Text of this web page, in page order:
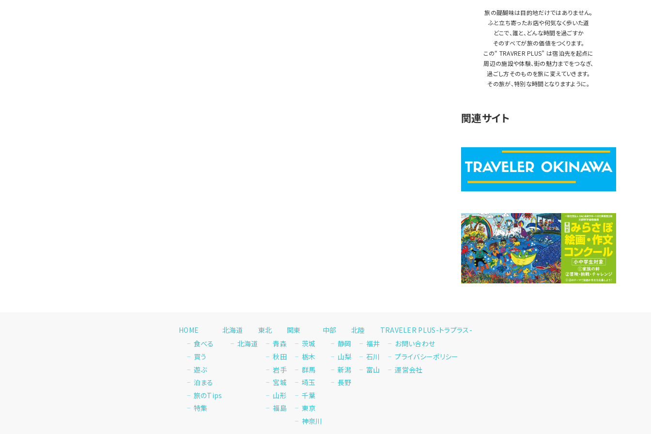
旅の醍醐味は目的地だけではありません。
ふと立ち寄ったお店や何気なく歩いた道
どこで、誰と、どんな時間を過ごすか
そのすべてが旅の価値をつくります。
この“ TRAVRER PLUS” は宿泊先を起点に
周辺の施設や体験、街の魅力までをつなぎ、
過ごし方そのものを旅に変えていきます。
その旅が、特別な時間となりますように。
関連サイト
HOME
食べる
買う
遊ぶ
泊まる
旅のTips
特集
北海道
北海道
東北
青森
秋田
岩手
宮城
山形
福島
関東
茨城
栃木
群馬
埼玉
千葉
東京
神奈川
中部
静岡
山梨
新潟
長野
北陸
福井
石川
富山
TRAVELER PLUS-トラプラス-
お問い合わせ
プライバシーポリシー
運営会社